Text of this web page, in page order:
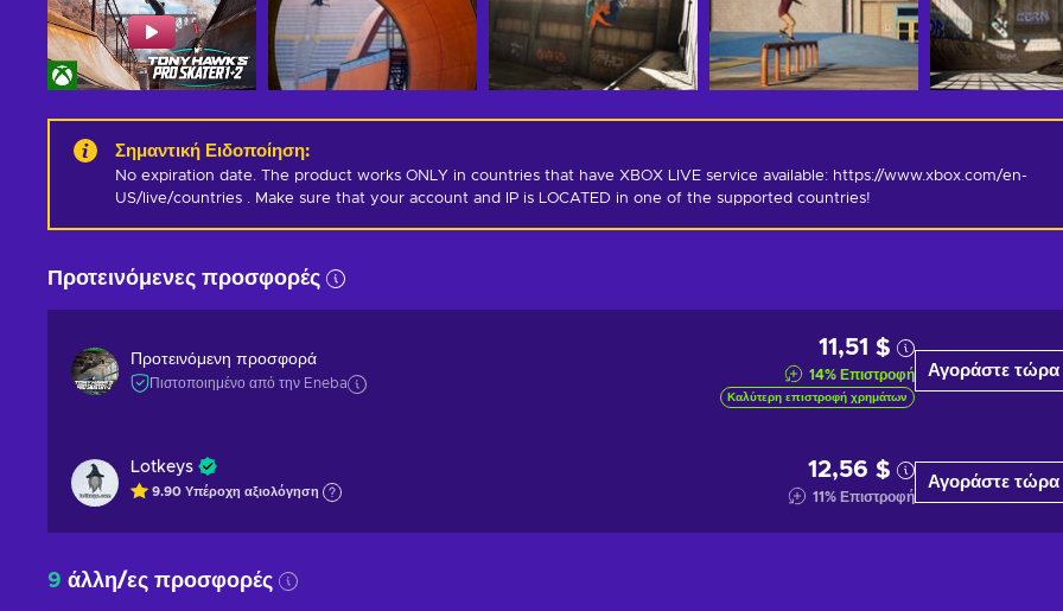
Σημαντική Ειδοποίηση:
No expiration date. The product works ONLY in countries that have XBOX LIVE service available: https://www.xbox.com/en-
US/live/countries . Make sure that your account and IP is LOCATED in one of the supported countries!
Προτεινόμενες προσφορές
Προτεινόμενη προσφορά
Πιστοποιημένο από την Eneba
11,51 $
14% Επιστροφή
Καλύτερη επιστροφή χρημάτων
Αγοράστε τώρα
Lotkeys
9.90 Υπέροχη αξιολόγηση
12,56 $
11% Επιστροφή
Αγοράστε τώρα
9 άλλη/ες προσφορές